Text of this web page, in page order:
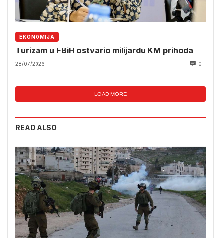
EKONOMIJA
Turizam u FBiH ostvario milijardu KM prihoda
28/07/2026 0
LOAD MORE
READ ALSO